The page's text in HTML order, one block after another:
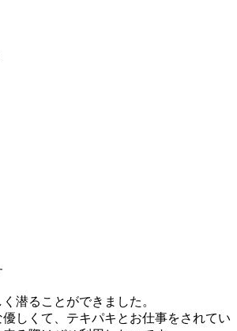
潜ることができました。
しくて、テキパキとお仕事をされてい